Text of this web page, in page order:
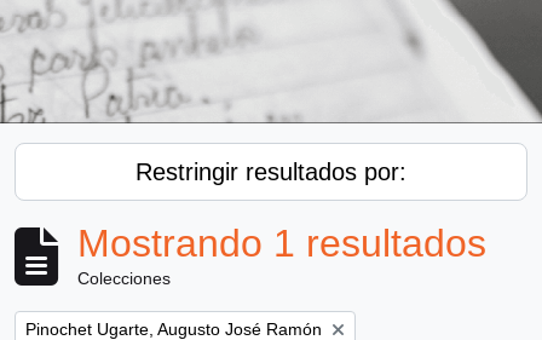
Restringir resultados por:
Mostrando 1 resultados
Colecciones
Remove filter:
Pinochet Ugarte, Augusto José Ramón